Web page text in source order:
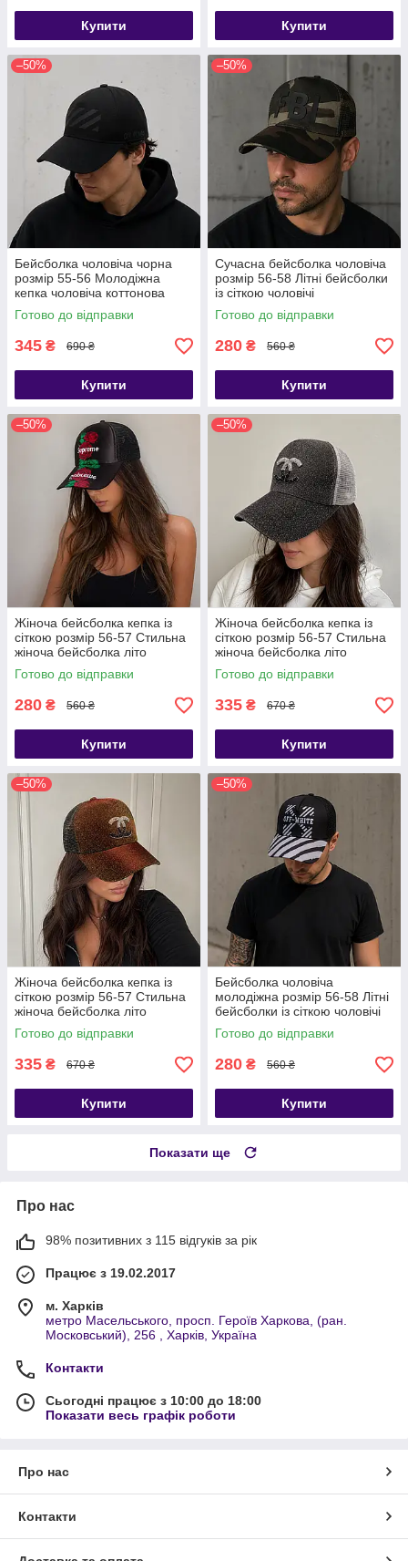
Купити Купити
–50%
Бейсболка чоловіча чорна
розмір 55-56 Молодіжна
кепка чоловіча коттонова
Готово до відправки
345 ₴ 690 ₴
Купити
–50%
Сучасна бейсболка чоловіча
розмір 56-58 Літні бейсболки
із сіткою чоловічі
Готово до відправки
280 ₴ 560 ₴
Купити
–50%
Жіноча бейсболка кепка із
сіткою розмір 56-57 Стильна
жіноча бейсболка літо
Готово до відправки
280 ₴ 560 ₴
Купити
–50%
Жіноча бейсболка кепка із
сіткою розмір 56-57 Стильна
жіноча бейсболка літо
Готово до відправки
335 ₴ 670 ₴
Купити
–50%
Жіноча бейсболка кепка із
сіткою розмір 56-57 Стильна
жіноча бейсболка літо
Готово до відправки
335 ₴ 670 ₴
Купити
–50%
Бейсболка чоловіча
молодіжна розмір 56-58 Літні
бейсболки із сіткою чоловічі
Готово до відправки
280 ₴ 560 ₴
Купити
Показати ще
Про нас
98% позитивних з 115 відгуків за рік
Працює з 19.02.2017
м. Харків
метро Масельського, просп. Героїв Харкова, (ран.
Московський), 256 , Харків, Україна
Контакти
Сьогодні працює з 10:00 до 18:00
Показати весь графік роботи
Про нас
Контакти